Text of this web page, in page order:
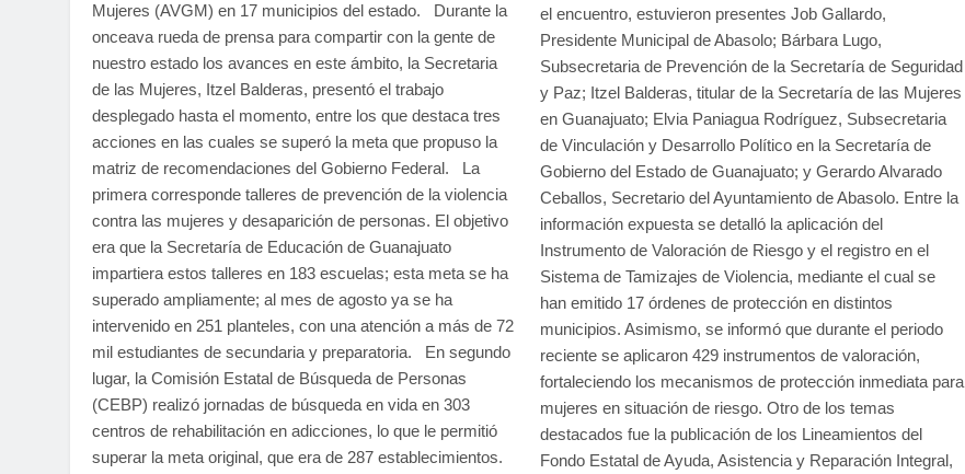
Mujeres (AVGM) en 17 municipios del estado. Durante la
onceava rueda de prensa para compartir con la gente de
nuestro estado los avances en este ámbito, la Secretaria
de las Mujeres, Itzel Balderas, presentó el trabajo
desplegado hasta el momento, entre los que destaca tres
acciones en las cuales se superó la meta que propuso la
matriz de recomendaciones del Gobierno Federal. La
primera corresponde talleres de prevención de la violencia
contra las mujeres y desaparición de personas. El objetivo
era que la Secretaría de Educación de Guanajuato
impartiera estos talleres en 183 escuelas; esta meta se ha
superado ampliamente; al mes de agosto ya se ha
intervenido en 251 planteles, con una atención a más de 72
mil estudiantes de secundaria y preparatoria. En segundo
lugar, la Comisión Estatal de Búsqueda de Personas
(CEBP) realizó jornadas de búsqueda en vida en 303
centros de rehabilitación en adicciones, lo que le permitió
superar la meta original, que era de 287 establecimientos.
el encuentro, estuvieron presentes Job Gallardo,
Presidente Municipal de Abasolo; Bárbara Lugo,
Subsecretaria de Prevención de la Secretaría de Seguridad
y Paz; Itzel Balderas, titular de la Secretaría de las Mujeres
en Guanajuato; Elvia Paniagua Rodríguez, Subsecretaria
de Vinculación y Desarrollo Político en la Secretaría de
Gobierno del Estado de Guanajuato; y Gerardo Alvarado
Ceballos, Secretario del Ayuntamiento de Abasolo. Entre la
información expuesta se detalló la aplicación del
Instrumento de Valoración de Riesgo y el registro en el
Sistema de Tamizajes de Violencia, mediante el cual se
han emitido 17 órdenes de protección en distintos
municipios. Asimismo, se informó que durante el periodo
reciente se aplicaron 429 instrumentos de valoración,
fortaleciendo los mecanismos de protección inmediata para
mujeres en situación de riesgo. Otro de los temas
destacados fue la publicación de los Lineamientos del
Fondo Estatal de Ayuda, Asistencia y Reparación Integral,